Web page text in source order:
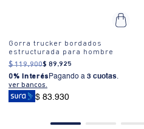
Gorra trucker bordados
estructurada para hombre
$ 119.900$ 89.925
0% Interés Pagando a 3 cuotas.
ver bancos.
$ 83.930